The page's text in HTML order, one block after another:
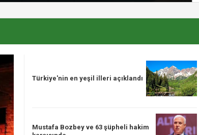
Türkiye'nin en yeşil illeri açıklandı
Mustafa Bozbey ve 63 şüpheli hakim